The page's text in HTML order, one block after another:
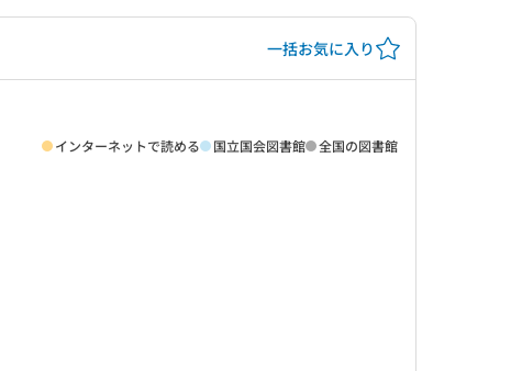
一括お気に入り
インターネットで読める 国立国会図書館 全国の図書館